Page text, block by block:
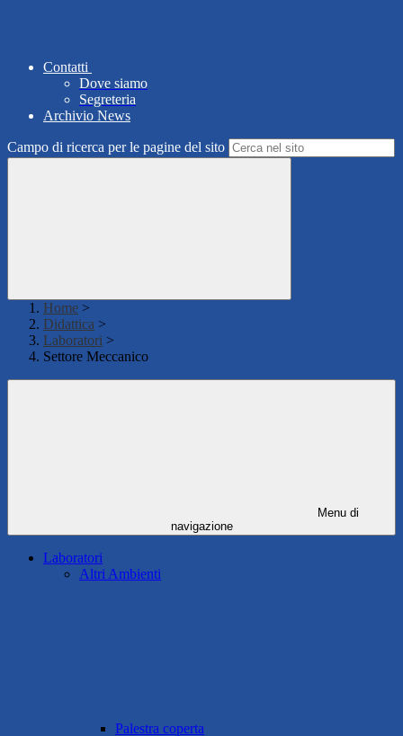
Contatti
Dove siamo
Segreteria
Archivio News
Campo di ricerca per le pagine del sito
Home >
Didattica >
Laboratori >
Settore Meccanico
Menu di
navigazione
Laboratori
Altri Ambienti
Palestra coperta